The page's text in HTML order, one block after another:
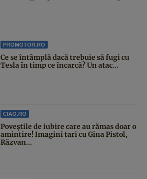
PROMOTOR.RO
Ce se întâmplă dacă trebuie să fugi cu
Tesla în timp ce încarcă? Un atac...
CIAO.RO
Poveştile de iubire care au rămas doar o
amintire! Imagini tari cu Gina Pistol,
Răzvan...